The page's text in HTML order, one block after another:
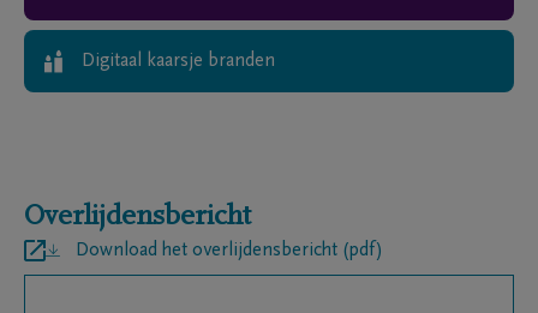
Digitaal kaarsje branden
Overlijdensbericht
Download het overlijdensbericht (pdf)